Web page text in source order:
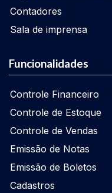
Contadores
Sala de imprensa
Funcionalidades
Controle Financeiro
Controle de Estoque
Controle de Vendas
Emissão de Notas
Emissão de Boletos
Cadastros